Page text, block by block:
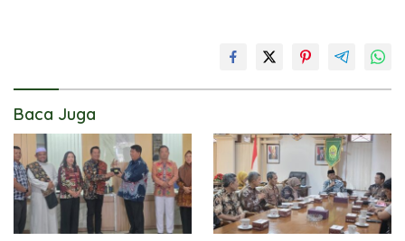
Baca Juga